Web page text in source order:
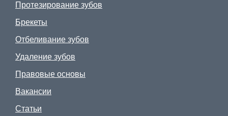
Протезирование зубов
Брекеты
Отбеливание зубов
Удаление зубов
Правовые основы
Вакансии
Статьи